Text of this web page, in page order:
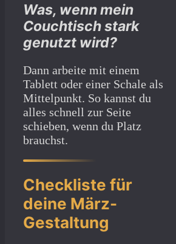
Was, wenn mein
Couchtisch stark
genutzt wird?
Dann arbeite mit einem
Tablett oder einer Schale als
Mittelpunkt. So kannst du
alles schnell zur Seite
schieben, wenn du Platz
brauchst.
Checkliste für
deine März-
Gestaltung